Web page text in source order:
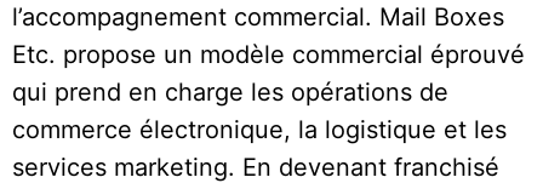
l’accompagnement commercial. Mail Boxes
Etc. propose un modèle commercial éprouvé
qui prend en charge les opérations de
commerce électronique, la logistique et les
services marketing. En devenant franchisé